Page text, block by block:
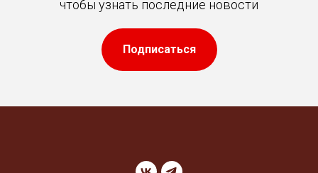
чтобы узнать последние новости
Подписаться